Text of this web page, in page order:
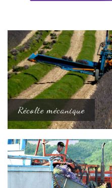
Récolte mécanique